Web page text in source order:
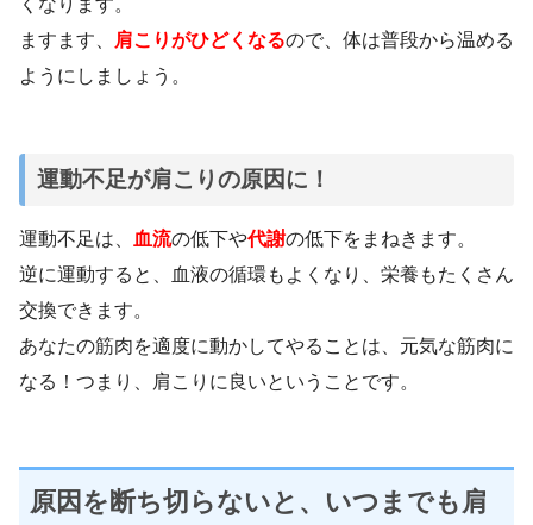
くなります。
ますます、
肩こりがひどくなるので、体は普段から温める
ようにしましょう。
運動不足が肩こりの原因に！
運動不足は、 血流の低下や代謝の低下をまねきます。
逆に運動すると、血液の循環もよくなり、栄養もたくさん
交換できます。
あなたの筋肉を適度に動かしてやることは、元気な筋肉に
なる！つまり、肩こりに良いということです。
原因を断ち切らないと、いつまでも肩